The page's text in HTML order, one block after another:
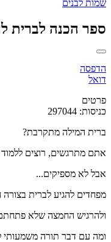
שמות לבנים
ספר הכנה לברית
הדפסה
דואל
פרטים
כניסות: 297044
ברית המילה מתקרבת?
אתם מתרגשים, רוצים ללמוד
אבל לא מספיקים...
מפחדים להגיע לברית
ולהרגיש החמצה שלא
ומה עם דבר תורה משמעותי